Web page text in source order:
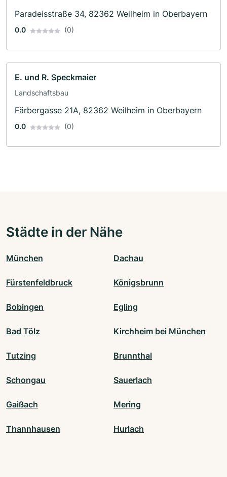
Paradeisstraße 34, 82362 Weilheim in Oberbayern
0.0 (0)
E. und R. Speckmaier
Landschaftsbau
Färbergasse 21A, 82362 Weilheim in Oberbayern
0.0 (0)
Städte in der Nähe
München Dachau
Fürstenfeldbruck Königsbrunn
Bobingen Egling
Bad Tölz Kirchheim bei München
Tutzing Brunnthal
Schongau Sauerlach
Gaißach Mering
Thannhausen Hurlach